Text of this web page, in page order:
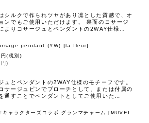
シルクで作られツヤがあり凛とした質感で、オ
ンでもご使用いただけます。 裏面のコサージ
よりコサージュとペンダントの2WAY仕様…
pendant (YW) [la fleur]
円(税別)
円)
ュとペンダントの2WAY仕様のモチーフです。
サージュピンでブローチとして、または付属の
通すことでペンダントとしてご使用いた…
キャラクターズコラボ グランマチャーム [MUVEI